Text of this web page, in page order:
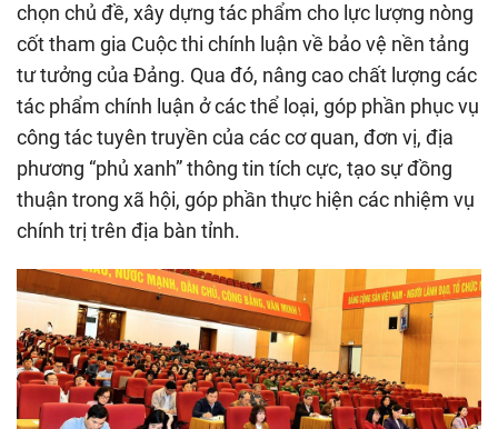
chọn chủ đề, xây dựng tác phẩm cho lực lượng nòng
cốt tham gia Cuộc thi chính luận về bảo vệ nền tảng
tư tưởng của Đảng. Qua đó, nâng cao chất lượng các
tác phẩm chính luận ở các thể loại, góp phần phục vụ
công tác tuyên truyền của các cơ quan, đơn vị, địa
phương “phủ xanh” thông tin tích cực, tạo sự đồng
thuận trong xã hội, góp phần thực hiện các nhiệm vụ
chính trị trên địa bàn tỉnh.